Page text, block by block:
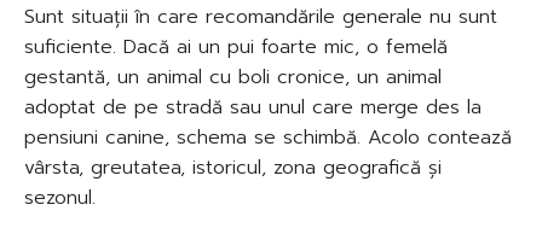
Sunt situații în care recomandările generale nu sunt
suficiente. Dacă ai un pui foarte mic, o femelă
gestantă, un animal cu boli cronice, un animal
adoptat de pe stradă sau unul care merge des la
pensiuni canine, schema se schimbă. Acolo contează
vârsta, greutatea, istoricul, zona geografică și
sezonul.